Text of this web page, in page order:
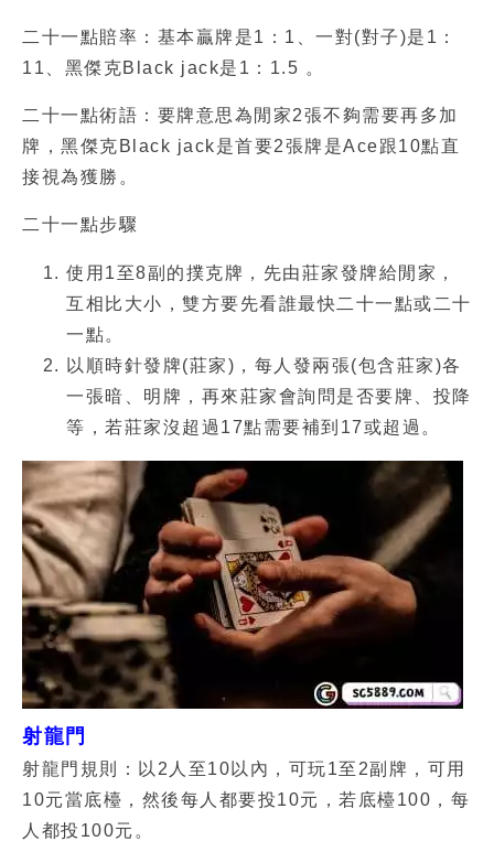
二十一點賠率：基本贏牌是1：1、一對(對子)是1：
11、黑傑克Black jack是1：1.5 。
二十一點術語：要牌意思為閒家2張不夠需要再多加
牌，黑傑克Black jack是首要2張牌是Ace跟10點直
接視為獲勝。
二十一點步驟
使用1至8副的撲克牌，先由莊家發牌給閒家，
互相比大小，雙方要先看誰最快二十一點或二十
一點。
以順時針發牌(莊家)，每人發兩張(包含莊家)各
一張暗、明牌，再來莊家會詢問是否要牌、投降
等，若莊家沒超過17點需要補到17或超過。
射龍門
射龍門規則：以2人至10以內，可玩1至2副牌，可用
10元當底檯，然後每人都要投10元，若底檯100，每
人都投100元。